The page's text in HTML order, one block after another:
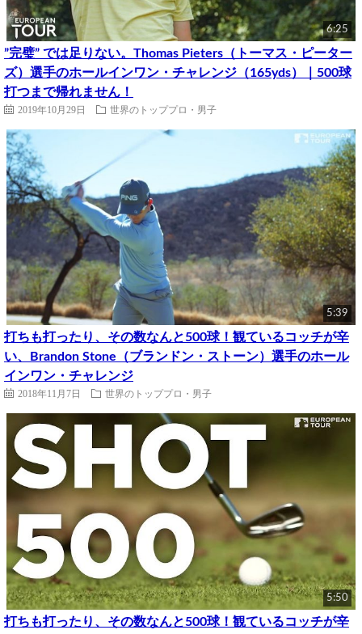
6:25
”完璧” では足りない。Thomas Pieters（トーマス・ピーター
ズ）選手のホールインワン・チャレンジ（165yds）｜500球
打つまで帰れません！
2019年10月29日 世界のトッププロ・男子
5:39
打ちも打ったり、その数なんと500球！観ているコッチが辛
い、Brandon Stone（ブランドン・ストーン）選手のホール
インワン・チャレンジ
2018年11月7日 世界のトッププロ・男子
5:50
打ちも打ったり、その数なんと500球！観ているコッチが辛